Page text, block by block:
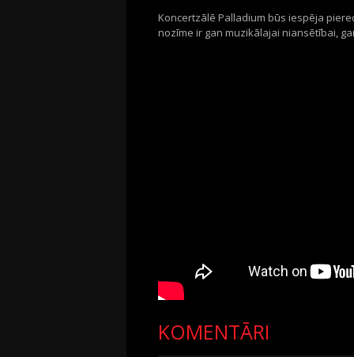
Koncertzālē Palladium būs iespēja
nozīme ir gan muzikālajai niansētībai,
KOMENTĀRI